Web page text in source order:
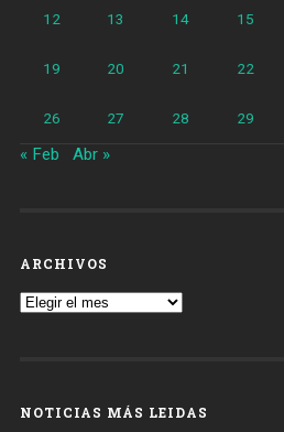
12 13 14 15
19 20 21 22
26 27 28 29
« Feb Abr »
ARCHIVOS
Archivos
NOTICIAS MÁS LEIDAS